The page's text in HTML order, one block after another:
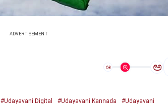
ADVERTISEMENT
ಅ ಅ
#Udayavani Digital #Udayavani Kannada #Udayavani